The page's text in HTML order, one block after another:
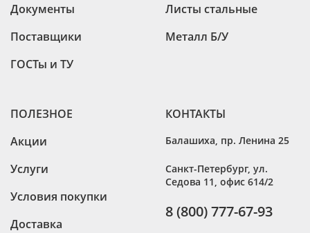
Документы
Поставщики
ГОСТы и ТУ
Листы стальные
Металл Б/У
ПОЛЕЗНОЕ
Акции
Услуги
Условия покупки
Доставка
КОНТАКТЫ
Балашиха пр. Ленина 25
Санкт-Петербург, ул.
Седова 11, офис 614/2
8 (800) 777-67-93